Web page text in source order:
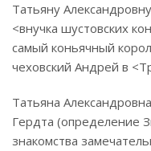
Татьяну
<внучка шустовских
самый коньячный
чеховский Андрей в
Татьяна
Гердта (определение
знакомства